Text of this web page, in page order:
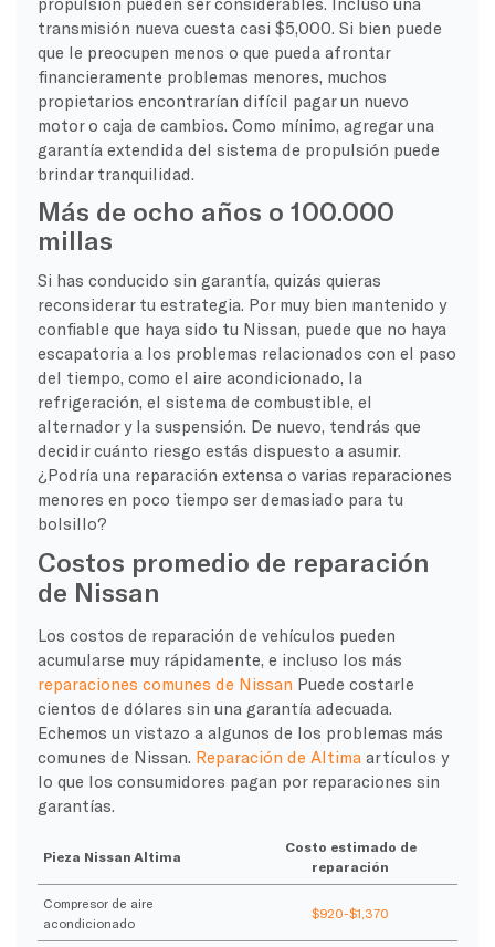
transmisión nueva cuesta casi $5,000. Si bien puede
que le preocupen menos o que pueda afrontar
financieramente problemas menores, muchos
propietarios encontrarían difícil pagar un nuevo
motor o caja de cambios. Como mínimo, agregar una
garantía extendida del sistema de propulsión puede
brindar tranquilidad.
Más de ocho años o 100.000
millas
Si has conducido sin garantía, quizás quieras
reconsiderar tu estrategia. Por muy bien mantenido y
confiable que haya sido tu Nissan, puede que no haya
escapatoria a los problemas relacionados con el paso
del tiempo, como el aire acondicionado, la
refrigeración, el sistema de combustible, el
alternador y la suspensión. De nuevo, tendrás que
decidir cuánto riesgo estás dispuesto a asumir.
¿Podría una reparación extensa o varias reparaciones
menores en poco tiempo ser demasiado para tu
bolsillo?
Costos promedio de reparación
de Nissan
Los costos de reparación de vehículos pueden
acumularse muy rápidamente, e incluso los más
reparaciones comunes de Nissan Puede costarle
cientos de dólares sin una garantía adecuada.
Echemos un vistazo a algunos de los problemas más
comunes de Nissan. Reparación de Altimaartículos y
lo que los consumidores pagan por reparaciones sin
garantías.
Pieza Nissan Altima
Costo estimado de
reparación
Compresor de aire
acondicionado
$920-$1,370